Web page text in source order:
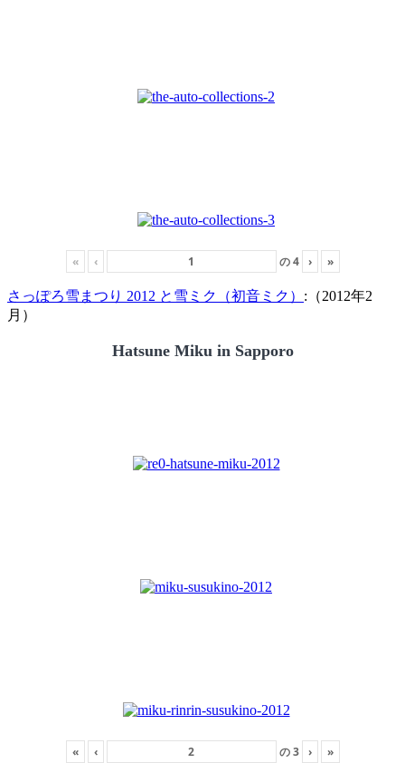
« ‹ の4 › »
さっぽろ雪まつり 2012 と雪ミク（初音ミク） :（2012年2
月）
Hatsune Miku in Sapporo
« ‹ の3 › »